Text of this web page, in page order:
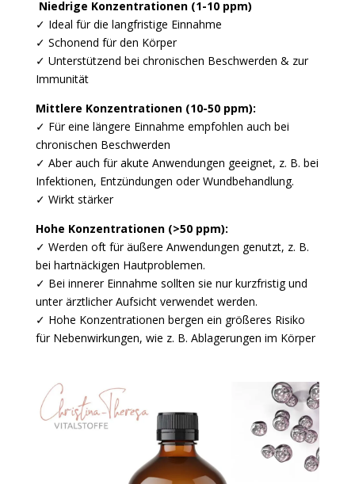
Niedrige Konzentrationen (1-10 ppm)
✓ Ideal für die langfristige Einnahme
✓ Schonend für den Körper
✓ Unterstützend bei chronischen Beschwerden & zur
Immunität
Mittlere Konzentrationen (10-50 ppm):
✓ Für eine längere Einnahme empfohlen auch bei
chronischen Beschwerden
✓ Aber auch für akute Anwendungen geeignet, z. B. bei
Infektionen, Entzündungen oder Wundbehandlung.
✓ Wirkt stärker
Hohe Konzentrationen (>50 ppm):
✓ Werden oft für äußere Anwendungen genutzt, z. B.
bei hartnäckigen Hautproblemen.
✓ Bei innerer Einnahme sollten sie nur kurzfristig und
unter ärztlicher Aufsicht verwendet werden.
✓ Hohe Konzentrationen bergen ein größeres Risiko
für Nebenwirkungen, wie z. B. Ablagerungen im Körper